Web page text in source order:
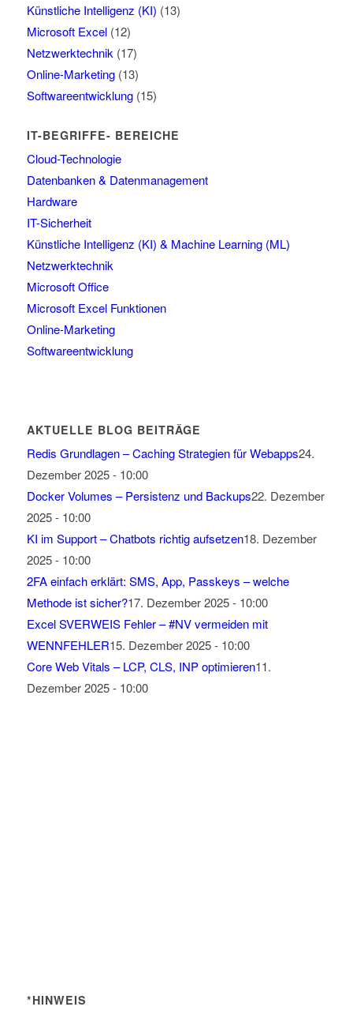
Künstliche Intelligenz (KI) (13)
Microsoft Excel(12)
Netzwerktechnik (17)
Online-Marketing(13)
Softwareentwicklung(15)
IT-BEGRIFFE- BEREICHE
Cloud-Technologie
Datenbanken & Datenmanagement
Hardware
IT-Sicherheit
Künstliche Intelligenz (KI) & Machine Learning (ML)
Netzwerktechnik
Microsoft Office
Microsoft Excel Funktionen
Online-Marketing
Softwareentwicklung
AKTUELLE BLOG BEITRÄGE
Redis Grundlagen – Caching Strategien für Webapps24.
Dezember 2025 - 10:00
Docker Volumes – Persistenz und Backups22. Dezember
2025 - 10:00
KI im Support – Chatbots richtig aufsetzen18. Dezember
2025 - 10:00
2FA einfach erklärt: SMS, App, Passkeys – welche
Methode ist sicher?17. Dezember 2025 - 10:00
Excel SVERWEIS Fehler – #NV vermeiden mit
WENNFEHLER15. Dezember 2025 - 10:00
Core Web Vitals – LCP, CLS, INP optimieren11.
Dezember 2025 - 10:00
*HINWEIS